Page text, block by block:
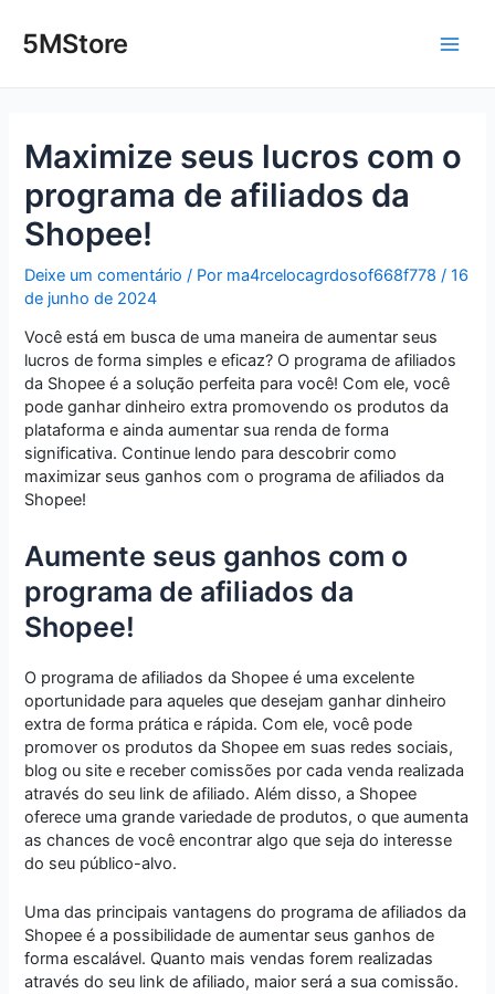
para5MStore
Maximize seus lucros com o
programa de afiliados da
Shopee!
Deixe um comentário / Por ma4rcelocagrdosof668f778/16
de junho de 2024
Você está em busca de uma maneira de aumentar seus
lucros de forma simples e eficaz? O programa de afiliados
da Shopee é a solução perfeita para você! Com ele, você
pode ganhar dinheiro extra promovendo os produtos da
plataforma e ainda aumentar sua renda de forma
significativa. Continue lendo para descobrir como
maximizar seus ganhos com o programa de afiliados da
Shopee!
Aumente seus ganhos com o
programa de afiliados da
Shopee!
O programa de afiliados da Shopee é uma excelente
oportunidade para aqueles que desejam ganhar dinheiro
extra de forma prática e rápida. Com ele, você pode
promover os produtos da Shopee em suas redes sociais,
blog ou site e receber comissões por cada venda realizada
através do seu link de afiliado. Além disso, a Shopee
oferece uma grande variedade de produtos, o que aumenta
as chances de você encontrar algo que seja do interesse
do seu público-alvo.
Uma das principais vantagens do programa de afiliados da
Shopee é a possibilidade de aumentar seus ganhos de
forma escalável. Quanto mais vendas forem realizadas
através do seu link de afiliado, maior será a sua comissão.
navigation